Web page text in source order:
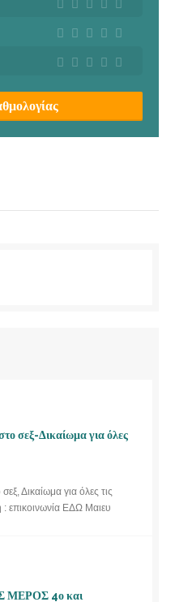
σεξ-Δικαίωμα για όλες
Δικαίωμα για όλες τις
επικοινωνία ΕΔΩ Μαιευ
4ο και